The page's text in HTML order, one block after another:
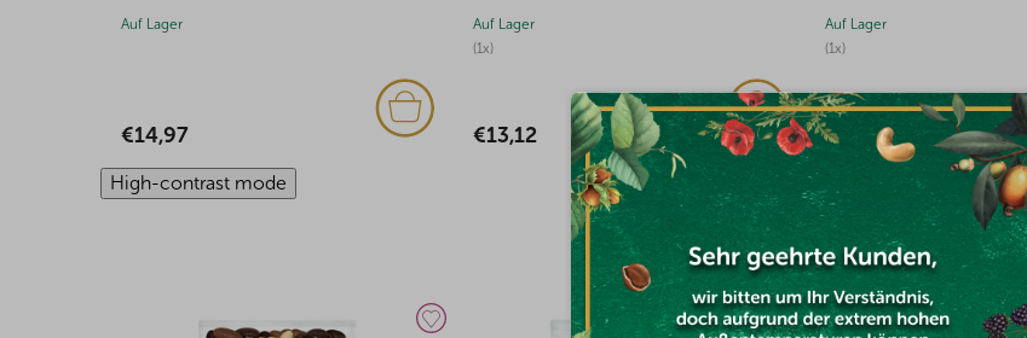
Auf Lager
€13,12
(1x)
Auf Lager
€33,29
(3x)
Auf Lager
€25,15
High-contrast mode
DAS KÖNNTE SIE INTERESSIEREN